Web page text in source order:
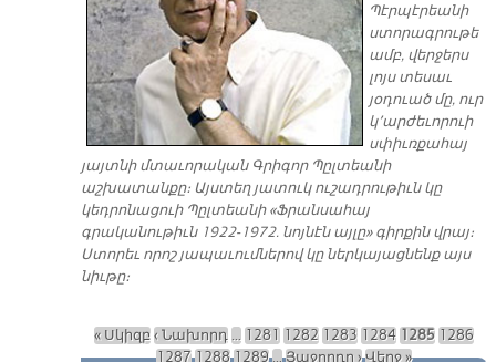
Պէրպէրեանի
ստորագրութե
ամբ, վերջերս
լոյս տեսաւ
յօդուած մը, ուր
կ՚արժեւորուի
սփիւռքահայ
յայտնի մտաւորական Գրիգոր Պըլտեանի
աշխատանքը։ Այստեղ յատուկ ուշադրութիւն կը
կեդրոնացուի Պըլտեանի «Ֆրանսահայ
գրականութիւն 1922-1972. նոյնէն այլը» գիրքին վրայ։
Ստորեւ որոշ յապաւումներով կը ներկայացնենք այս
նիւթը։
Էջեր
« Սկիզբ‹ Նախորդ … 1281 1282 1283 1284 1285 1286
128712881289…Յաջորդը ›Վերջ »